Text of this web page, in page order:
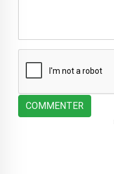
COMMENTER